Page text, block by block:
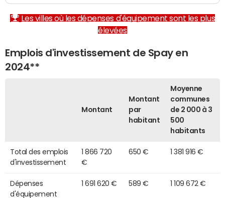
Les villes où les dépenses d'équipement sont les plus
élevées
Emplois d'investissement de Spay en
2024**
Montant
Montant
par
habitant
Moyenne
communes
de 2 000 à 3
500
habitants
Total des emplois
d'investissement
1 866 720
€
650 € 1 381 916 €
Dépenses
d'équipement
1 691 620 € 589 € 1 109 672 €